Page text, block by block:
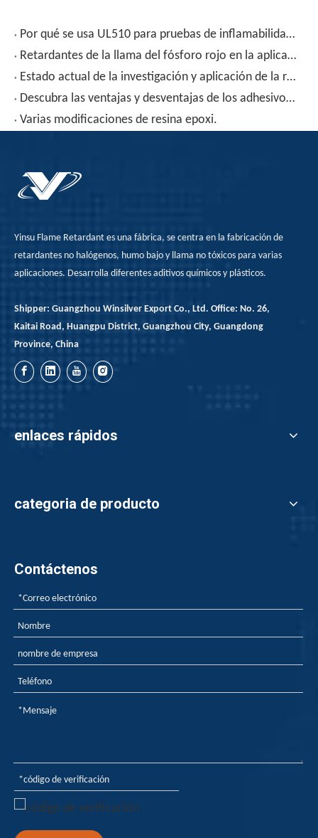
Por qué se usa UL510 para pruebas de inflamabilidad de cinta？
Retardantes de la llama del fósforo rojo en la aplicación de adhesivos de fusión en caliente
Estado actual de la investigación y aplicación de la resina epoxi
Descubra las ventajas y desventajas de los adhesivos para macetas de silicona, epoxi y poliuretano
Varias modificaciones de resina epoxi.
Yinsu Flame Retardant es una fábrica, se centra en la fabricación de
retardantes no halógenos, humo bajo y llama no tóxicos para varias
aplicaciones. Desarrolla diferentes aditivos químicos y plásticos.
Shipper: Guangzhou Winsilver Export Co., Ltd. Office: No. 26,
Kaitai Road, Huangpu District, Guangzhou City, Guangdong
Province, China
enlaces rápidos
categoria de producto
Contáctenos